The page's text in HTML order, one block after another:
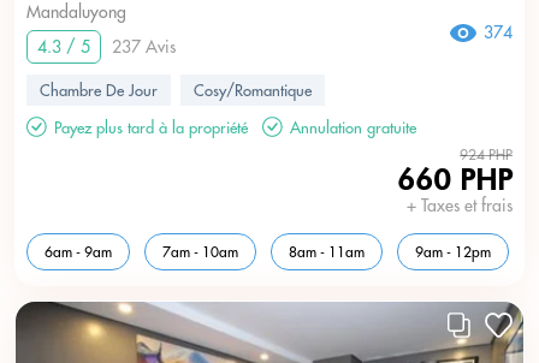
Mandaluyong
4.3 / 5
237 Avis
374
Chambre De Jour
Cosy/Romantique
Payez plus tard à la propriété
Annulation gratuite
924 PHP
660 PHP
+ Taxes et frais
6am - 9am 7am - 10am 8am - 11am 9am - 12pm